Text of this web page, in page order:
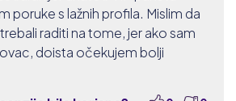
poruke s lažnih profila. Mislim da
raditi na tome, jer ako sam
doista očekujem bolji